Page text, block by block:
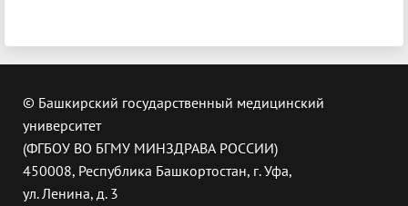
© Башкирский государственный медицинский
университет
(ФГБОУ ВО БГМУ МИНЗДРАВА РОССИИ)
450008, Республика Башкортостан, г. Уфа,
ул. Ленина, д. 3